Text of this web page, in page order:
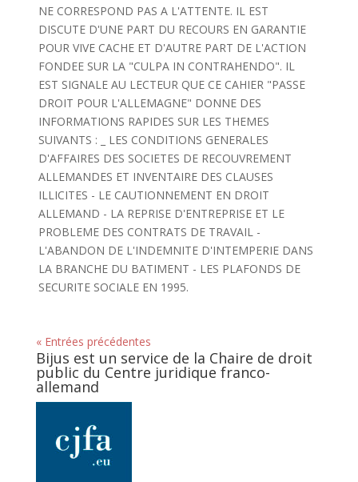
NE CORRESPOND PAS A L'ATTENTE. IL EST
DISCUTE D'UNE PART DU RECOURS EN GARANTIE
POUR VIVE CACHE ET D'AUTRE PART DE L'ACTION
FONDEE SUR LA "CULPA IN CONTRAHENDO". IL
EST SIGNALE AU LECTEUR QUE CE CAHIER "PASSE
DROIT POUR L'ALLEMAGNE" DONNE DES
INFORMATIONS RAPIDES SUR LES THEMES
SUIVANTS : _ LES CONDITIONS GENERALES
D'AFFAIRES DES SOCIETES DE RECOUVREMENT
ALLEMANDES ET INVENTAIRE DES CLAUSES
ILLICITES - LE CAUTIONNEMENT EN DROIT
ALLEMAND - LA REPRISE D'ENTREPRISE ET LE
PROBLEME DES CONTRATS DE TRAVAIL -
L'ABANDON DE L'INDEMNITE D'INTEMPERIE DANS
LA BRANCHE DU BATIMENT - LES PLAFONDS DE
SECURITE SOCIALE EN 1995.
« Entrées précédentes
Bijus est un service de la Chaire de droit
public du Centre juridique franco-
allemand